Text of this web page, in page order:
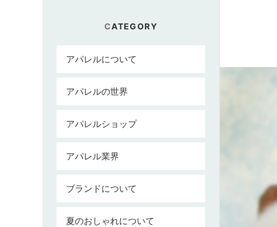
CATEGORY
アパレルについて
アパレルの世界
アパレルショップ
アパレル業界
ブランドについて
夏のおしゃれについて